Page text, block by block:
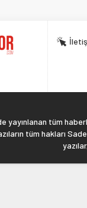
yayınlanan tüm
tüm hakları